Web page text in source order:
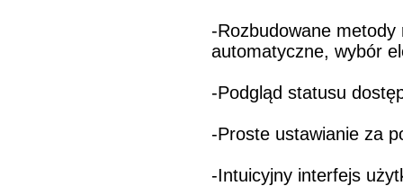
-Rozbudowane
automatyczne, wybór
-Podgląd statusu
-Proste ustawianie za
-Intuicyjny interfejs